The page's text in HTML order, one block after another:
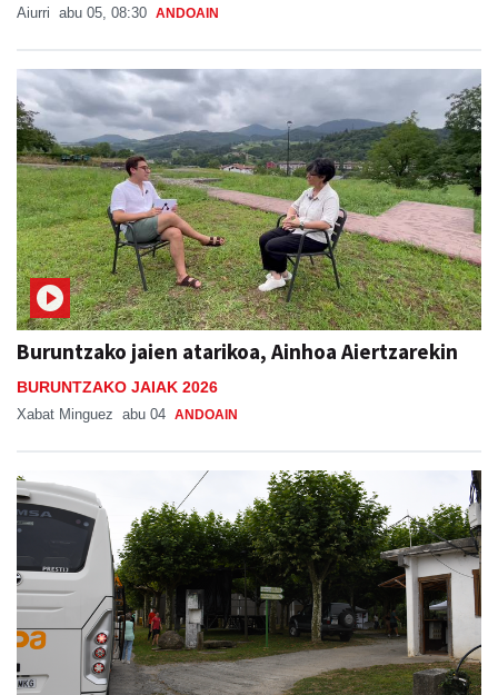
Aiurri abu 05, 08:30 ANDOAIN
Buruntzako jaien atarikoa, Ainhoa Aiertzarekin
BURUNTZAKO JAIAK 2026
Xabat Minguez abu 04 ANDOAIN